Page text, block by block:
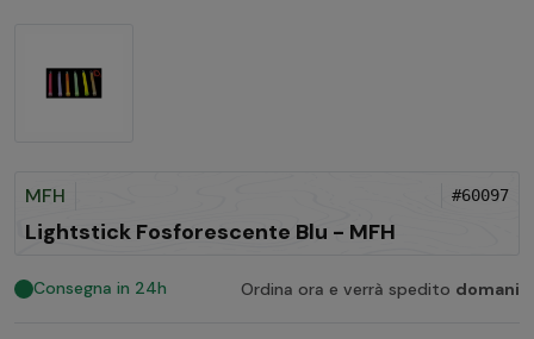
MFH #60097
Lightstick Fosforescente Blu - MFH
Consegna in 24h Ordina ora e verrà spedito domani